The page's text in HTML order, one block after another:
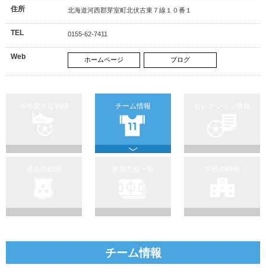
住所 北海道河西郡芽室町北伏古東７線１０番１
TEL 0155-62-7411
Web ホームページ ブログ
チーム情報
チーム情報